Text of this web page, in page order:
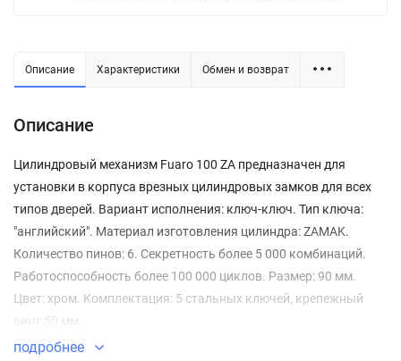
Описание Характеристики Обмен и возврат
Описание
Цилиндровый механизм Fuaro 100 ZA предназначен для
установки в корпуса врезных цилиндровых замков для всех
типов дверей. Вариант исполнения: ключ-ключ. Тип ключа:
"английский". Материал изготовления цилиндра: ZAMAK.
Количество пинов: 6. Секретность более 5 000 комбинаций.
Работоспособность более 100 000 циклов. Размер: 90 мм.
Цвет: хром. Комплектация: 5 стальных ключей, крепежный
винт 50 мм.
подробнее